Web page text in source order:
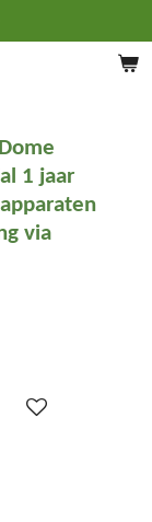
1 jaar
via